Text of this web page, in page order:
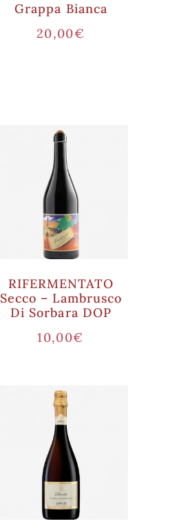
Grappa Bianca
20,00€
RIFERMENTATO
Secco – Lambrusco
Di Sorbara DOP
10,00€